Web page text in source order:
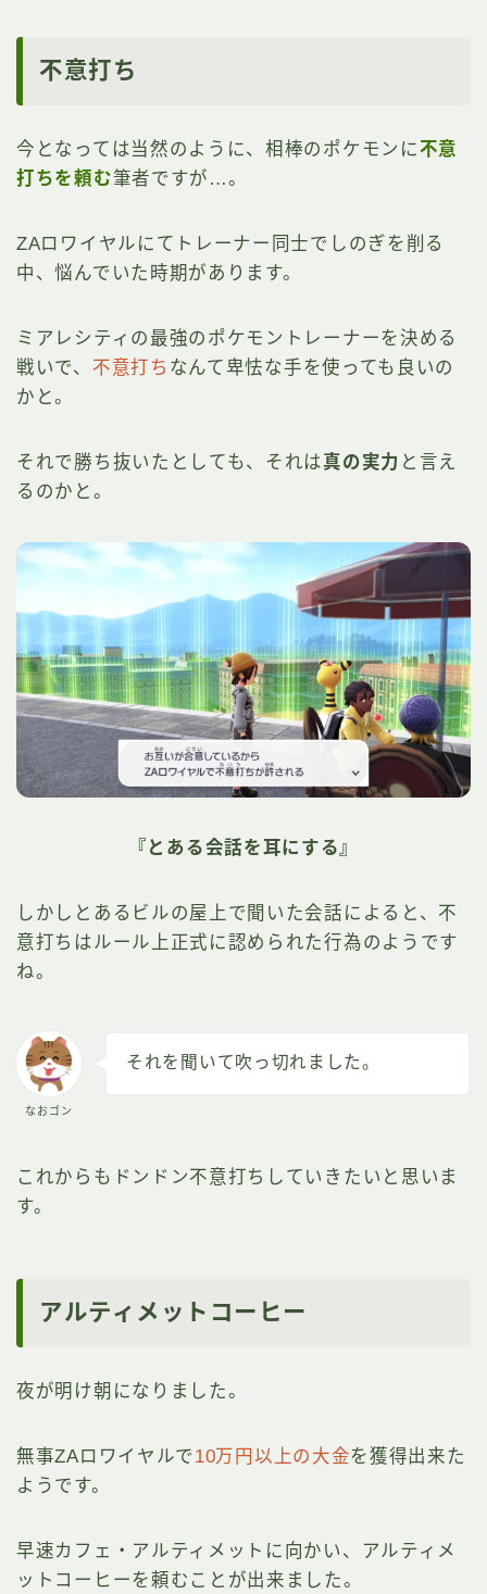
不意打ち
今となっては当然のように、相棒のポケモンに不意
打ちを頼む筆者ですが…。
ZAロワイヤルにてトレーナー同士でしのぎを削る
中、悩んでいた時期があります。
ミアレシティの最強のポケモントレーナーを決める
戦いで、 不意打ち なんて卑怯な手を使っても良いの
かと。
それで勝ち抜いたとしても、それは真の実力 と言え
るのかと。
『とある会話を耳にする』
しかしとあるビルの屋上で聞いた会話によると、不
意打ちはルール上正式に認められた行為のようです
ね。
なおゴン
それを聞いて吹っ切れました。
これからもドンドン不意打ちしていきたいと思いま
す。
アルティメットコーヒー
夜が明け朝になりました。
無事ZAロワイヤルで 10万円以上の大金を獲得出来た
ようです。
早速カフェ・アルティメットに向かい、アルティメ
ットコーヒーを頼むことが出来ました。